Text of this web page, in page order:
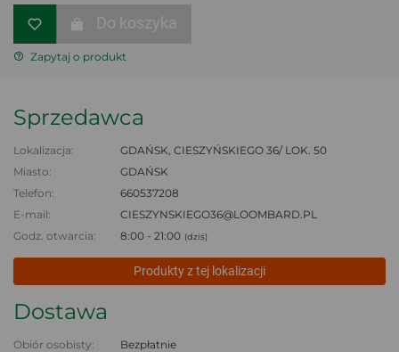
Do koszyka
Zapytaj o produkt
Sprzedawca
Lokalizacja:
GDAŃSK, CIESZYŃSKIEGO 36/ LOK. 50
Miasto:
GDAŃSK
Telefon:
660537208
E-mail:
CIESZYNSKIEGO36@LOOMBARD.PL
Godz. otwarcia:
8:00 - 21:00 (dziś)
Produkty z tej lokalizacji
Dostawa
Obiór osobisty: Bezpłatnie